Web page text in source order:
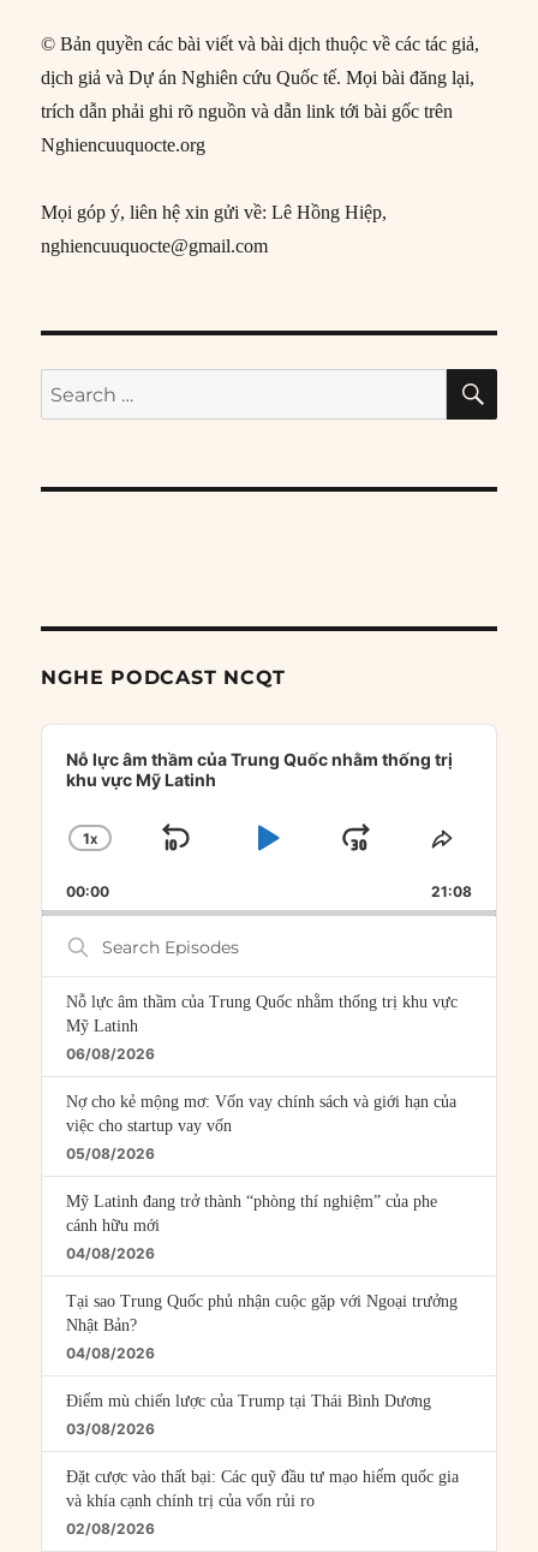
© Bản quyền các bài viết và bài dịch thuộc về các tác giả,
dịch giả và Dự án Nghiên cứu Quốc tế. Mọi bài đăng lại,
trích dẫn phải ghi rõ nguồn và dẫn link tới bài gốc trên
Nghiencuuquocte.org
Mọi góp ý, liên hệ xin gửi về: Lê Hồng Hiệp,
nghiencuuquocte@gmail.com
Search
for:
NGHE PODCAST NCQT
Audio
Player
Nỗ lực âm thầm của Trung Quốc nhằm thống trị
khu vực Mỹ Latinh
CHANGE
RATE
1X
SKIP
PLAYJUMP
FORWARD
SHARE
00:00 21:08
Search
Episodes
Nỗ lực âm thầm của Trung Quốc nhằm thống trị khu vực
Mỹ Latinh
06/08/2026
Nợ cho kẻ mộng mơ: Vốn vay chính sách và giới hạn của
việc cho startup vay vốn
05/08/2026
Mỹ Latinh đang trở thành “phòng thí nghiệm” của phe
cánh hữu mới
04/08/2026
Tại sao Trung Quốc phủ nhận cuộc gặp với Ngoại trưởng
Nhật Bản?
04/08/2026
Điểm mù chiến lược của Trump tại Thái Bình Dương
03/08/2026
Đặt cược vào thất bại: Các quỹ đầu tư mạo hiểm quốc gia
và khía cạnh chính trị của vốn rủi ro
02/08/2026